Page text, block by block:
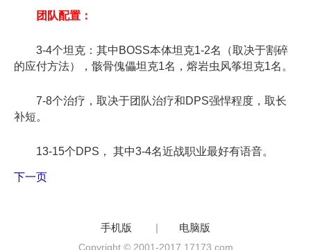
团队配置：
3-4个坦克：其中BOSS本体坦克1-2名（取决于割碎
的应付方法），骸骨傀儡坦克1名，熔岩虫风筝坦克1名。
7-8个治疗，取决于团队治疗和DPS强悍程度，取长
补短。
13-15个DPS， 其中3-4名近战职业最好有语音。
下一页
手机版 | 电脑版
Copyright © 2001-2017 17173.com